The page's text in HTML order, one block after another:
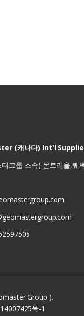
(캐나다) Int'l
터그룹 소속) 몬트리올,퀘
Group ).
号-1